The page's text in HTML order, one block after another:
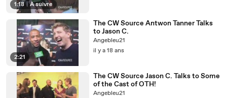
1:18 | À suivre
2:21
The CW Source Antwon Tanner Talks
to Jason C.
Angebleu21
il y a 18 ans
The CW Source Jason C. Talks to Some
of the Cast of OTH!
Angebleu21